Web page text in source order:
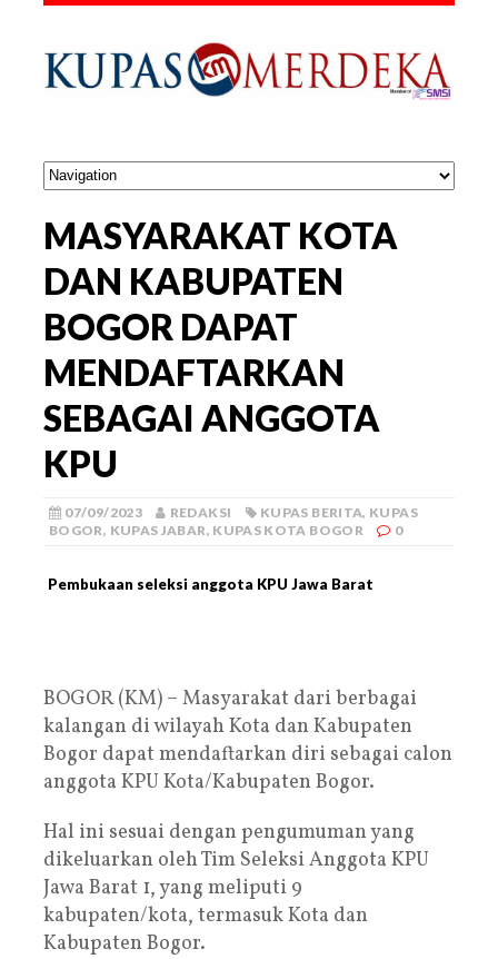
MASYARAKAT KOTA
DAN KABUPATEN
BOGOR DAPAT
MENDAFTARKAN
SEBAGAI ANGGOTA
KPU
07/09/2023 REDAKSI KUPAS BERITA, KUPAS
BOGOR, KUPAS JABAR, KUPAS KOTA BOGOR 0
Pembukaan seleksi anggota KPU Jawa Barat
BOGOR (KM) – Masyarakat dari berbagai
kalangan di wilayah Kota dan Kabupaten
Bogor dapat mendaftarkan diri sebagai calon
anggota KPU Kota/Kabupaten Bogor.
Hal ini sesuai dengan pengumuman yang
dikeluarkan oleh Tim Seleksi Anggota KPU
Jawa Barat 1, yang meliputi 9
kabupaten/kota, termasuk Kota dan
Kabupaten Bogor.